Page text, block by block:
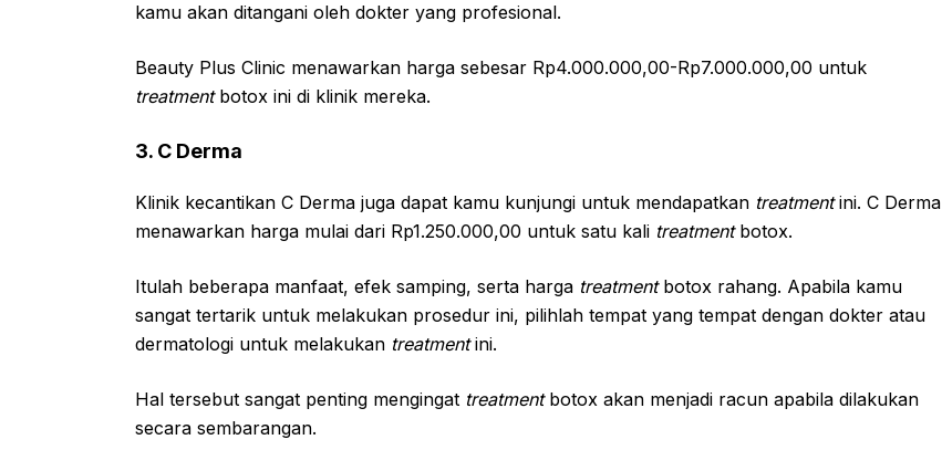
kamu akan ditangani oleh dokter yang profesional.
Beauty Plus Clinic menawarkan harga sebesar Rp4.000.000,00-Rp7.000.000,00 untuk
treatment botox ini di klinik mereka.
3. C Derma
Klinik kecantikan C Derma juga dapat kamu kunjungi untuk mendapatkan treatmentini. C Derma
menawarkan harga mulai dari Rp1.250.000,00 untuk satu kali treatment botox.
Itulah beberapa manfaat, efek samping, serta harga treatment botox rahang. Apabila kamu
sangat tertarik untuk melakukan prosedur ini, pilihlah tempat yang tempat dengan dokter atau
dermatologi untuk melakukan treatmentini.
Hal tersebut sangat penting mengingat treatment botox akan menjadi racun apabila dilakukan
secara sembarangan.